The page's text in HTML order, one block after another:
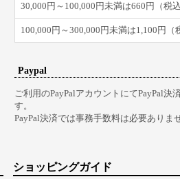
30,000円～100,000円未満は660円（税込
100,000円～300,000円未満は1,100円（
Paypal
ご利用のPayPalアカウントにてPayPal決
す。
PayPal決済では事務手数料は必要ありま
ショッピングガイド